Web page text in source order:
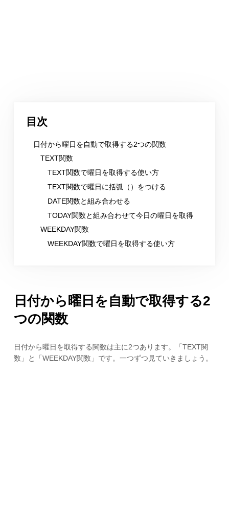
目次
日付から曜日を自動で取得する2つの関数
TEXT関数
TEXT関数で曜日を取得する使い方
TEXT関数で曜日に括弧（）をつける
DATE関数と組み合わせる
TODAY関数と組み合わせて今日の曜日を取得
WEEKDAY関数
WEEKDAY関数で曜日を取得する使い方
日付から曜日を自動で取得する2
つの関数
日付から曜日を取得する関数は主に2つあります。「TEXT関
数」と「WEEKDAY関数」です。一つずつ見ていきましょう。